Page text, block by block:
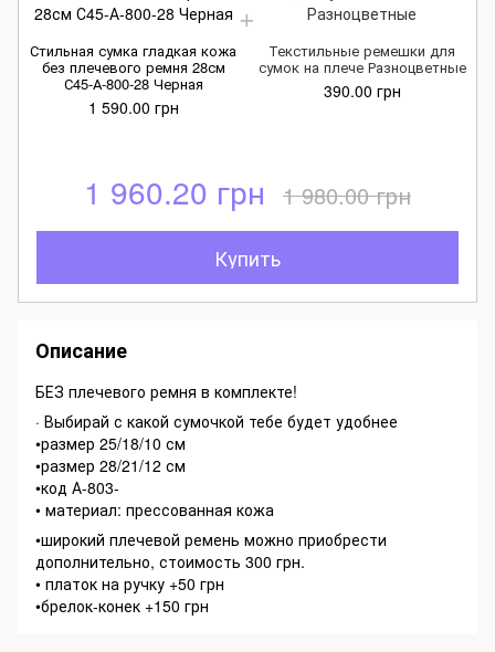
Стильная сумка гладкая кожа
без плечевого ремня 28см
С45-А-800-28 Черная
1 590.00 грн
Текстильные ремешки для
сумок на плече Разноцветные
390.00 грн
1 960.20 грн 1 980.00 грн
Купить
Описание
БЕЗ плечевого ремня в комплекте!
· Выбирай с какой сумочкой тебе будет удобнее
•размер 25/18/10 см
•размер 28/21/12 см
•код А-803-
• материал: прессованная кожа
•широкий плечевой ремень можно приобрести
дополнительно, стоимость 300 грн.
• платок на ручку +50 грн
•брелок-конек +150 грн